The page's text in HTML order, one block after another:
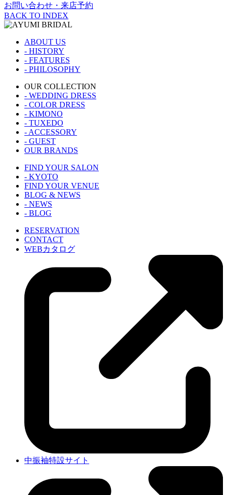
お問い合わせ・来店予約
BACK TO INDEX
ABOUT US
- HISTORY
- FEATURES
- PHILOSOPHY
OUR COLLECTION
- WEDDING DRESS
- COLOR DRESS
- KIMONO
- TUXEDO
- ACCESSORY
- GUEST
OUR BRANDS
FIND YOUR SALON
- KYOTO
FIND YOUR VENUE
BLOG & NEWS
- NEWS
- BLOG
RESERVATION
CONTACT
WEBカタログ
中振袖特設サイト